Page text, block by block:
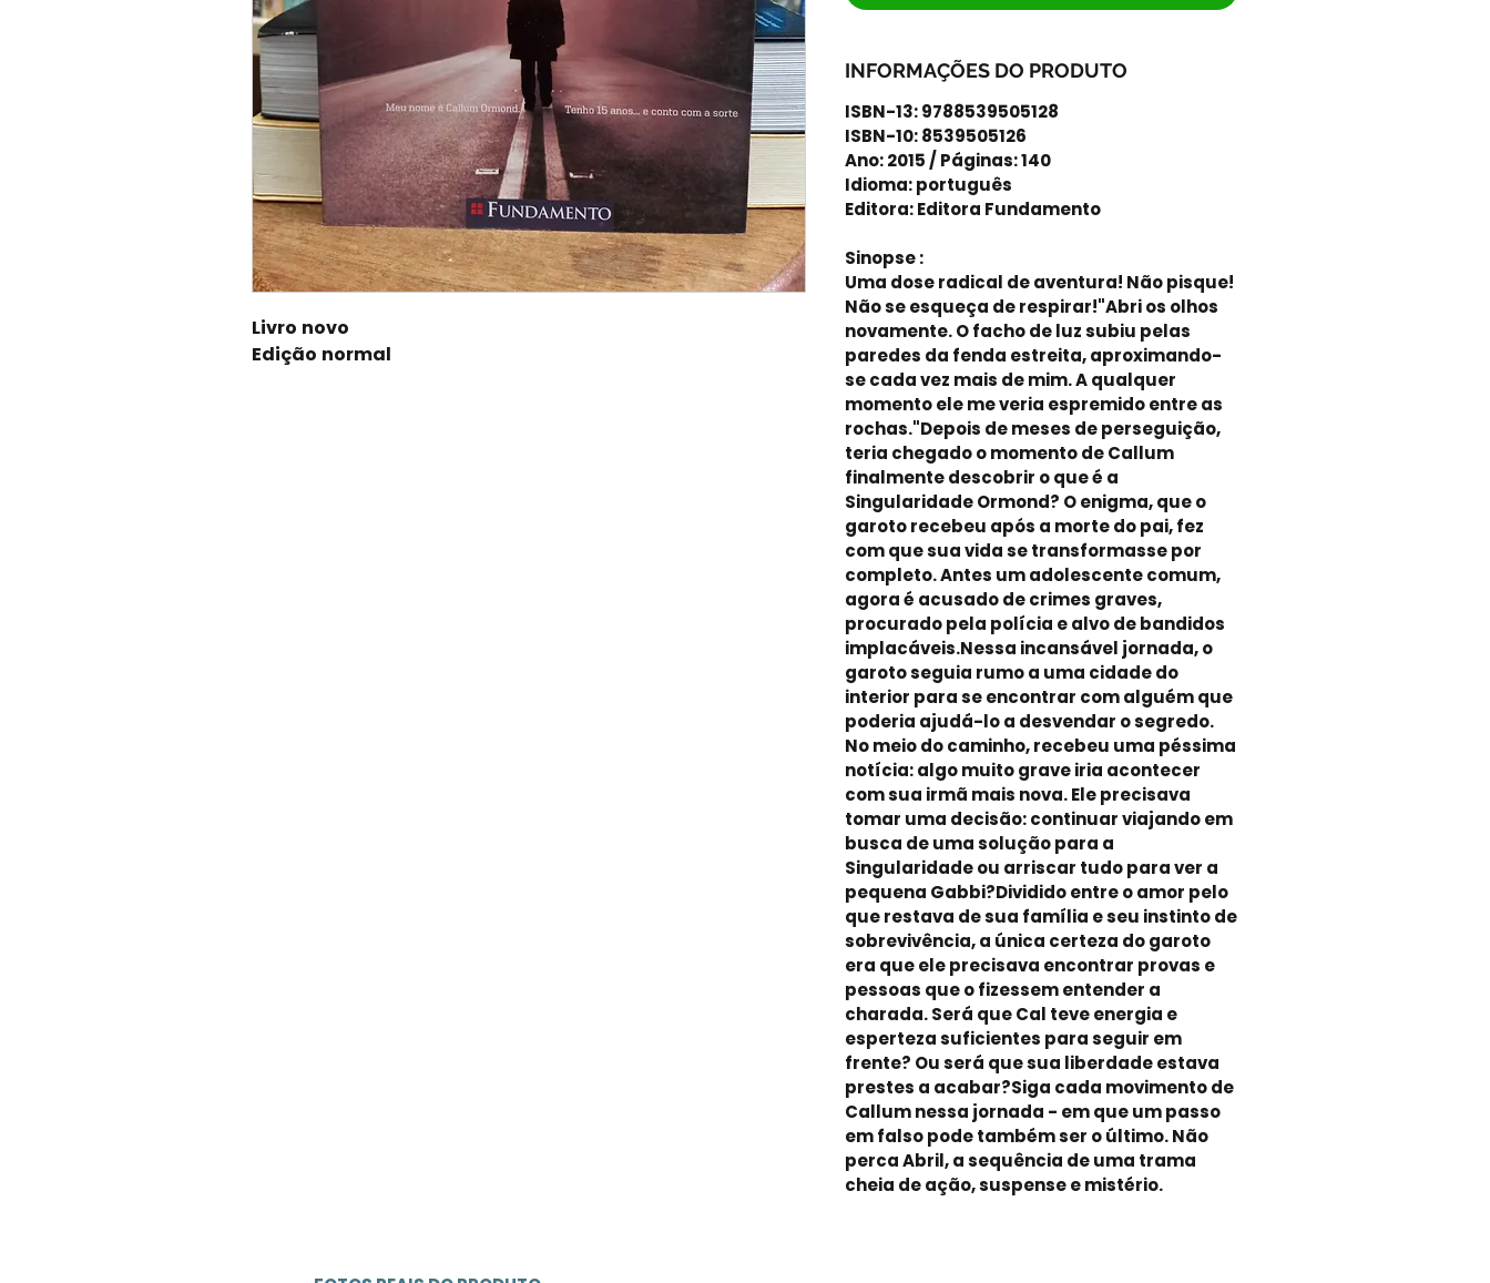
Livro novo
Edição normal
INFORMAÇÕES DO PRODUTO
ISBN-13: 9788539505128
ISBN-10: 8539505126
Ano: 2015 / Páginas: 140
Idioma: português
Editora: Editora Fundamento
Sinopse :
Uma dose radical de aventura! Não pisque!
Não se esqueça de respirar!"Abri os olhos
novamente. O facho de luz subiu pelas
paredes da fenda estreita, aproximando-
se cada vez mais de mim. A qualquer
momento ele me veria espremido entre as
rochas."Depois de meses de perseguição,
teria chegado o momento de Callum
finalmente descobrir o que é a
Singularidade Ormond? O enigma, que o
garoto recebeu após a morte do pai, fez
com que sua vida se transformasse por
completo. Antes um adolescente comum,
agora é acusado de crimes graves,
procurado pela polícia e alvo de bandidos
implacáveis.Nessa incansável jornada, o
garoto seguia rumo a uma cidade do
interior para se encontrar com alguém que
poderia ajudá-lo a desvendar o segredo.
No meio do caminho, recebeu uma péssima
notícia: algo muito grave iria acontecer
com sua irmã mais nova. Ele precisava
tomar uma decisão: continuar viajando em
busca de uma solução para a
Singularidade ou arriscar tudo para ver a
pequena Gabbi?Dividido entre o amor pelo
que restava de sua família e seu instinto de
sobrevivência, a única certeza do garoto
era que ele precisava encontrar provas e
pessoas que o fizessem entender a
charada. Será que Cal teve energia e
esperteza suficientes para seguir em
frente? Ou será que sua liberdade estava
prestes a acabar?Siga cada movimento de
Callum nessa jornada - em que um passo
em falso pode também ser o último. Não
perca Abril, a sequência de uma trama
cheia de ação, suspense e mistério.